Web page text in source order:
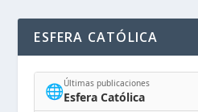
ESFERA CATÓLICA
🌐Últimas publicaciones
Esfera Católica